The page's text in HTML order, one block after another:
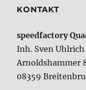
KONTAKT
speedfactory
Inh. Sven Uhlrich
Arnoldshammer
08359